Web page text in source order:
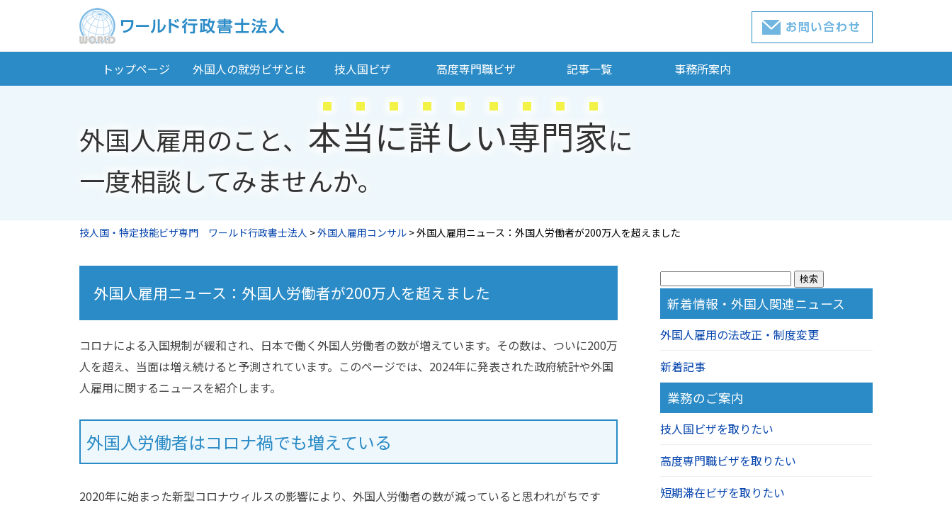
トップページ 外国人の就労ビザとは 技人国ビザ 高度専門職ビザ 記事一覧 事務所案内
外国人雇用のこと、 本当に詳しい専門家に
一度相談してみませんか。
技人国・特定技能ビザ専門 ワールド行政書士法人 >外国人雇用コンサル >外国人雇用ニュース：外国人労働者が200万人を超えました
外国人雇用ニュース：外国人労働者が200万人を超えました
コロナによる入国規制が緩和され、日本で働く外国人労働者の数が増えています。その数は、ついに200万
人を超え、当面は増え続けると予測されています。このページでは、2024年に発表された政府統計や外国
人雇用に関するニュースを紹介します。
外国人労働者はコロナ禍でも増えている
2020年に始まった新型コロナウィルスの影響により、外国人労働者の数が減っていると思われがちです
検
索:
新着情報・外国人関連ニュース
外国人雇用の法改正・制度変更
新着記事
業務のご案内
技人国ビザを取りたい
高度専門職ビザを取りたい
短期滞在ビザを取りたい